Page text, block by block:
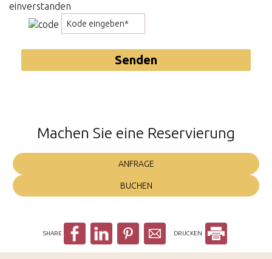
einverstanden
Senden
Machen Sie eine Reservierung
ANFRAGE
BUCHEN
SHARE DRUCKEN